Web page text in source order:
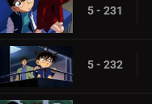
5 - 231
5 - 232